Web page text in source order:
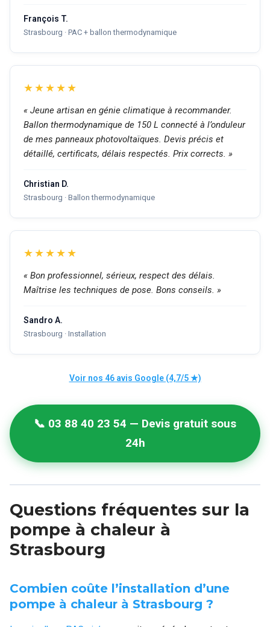
François T.
Strasbourg · PAC + ballon thermodynamique
★★★★★
« Jeune artisan en génie climatique à recommander.
Ballon thermodynamique de 150 L connecté à l’onduleur
de mes panneaux photovoltaïques. Devis précis et
détaillé, certificats, délais respectés. Prix corrects. »
Christian D.
Strasbourg · Ballon thermodynamique
★★★★★
« Bon professionnel, sérieux, respect des délais.
Maîtrise les techniques de pose. Bons conseils. »
Sandro A.
Strasbourg · Installation
Voir nos 46 avis Google (4,7/5 ★)
📞 03 88 40 23 54 — Devis gratuit sous
24h
Questions fréquentes sur la
pompe à chaleur à
Strasbourg
Combien coûte l’installation d’une
pompe à chaleur à Strasbourg ?